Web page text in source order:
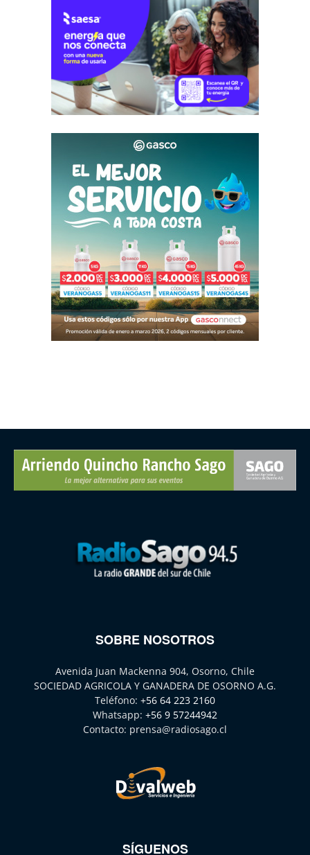
SOBRE NOSOTROS
Avenida Juan Mackenna 904, Osorno, Chile
SOCIEDAD AGRICOLA Y GANADERA DE OSORNO A.G.
Teléfono: +56 64 223 2160
Whatsapp: +56 9 57244942
Contacto: prensa@radiosago.cl
SÍGUENOS